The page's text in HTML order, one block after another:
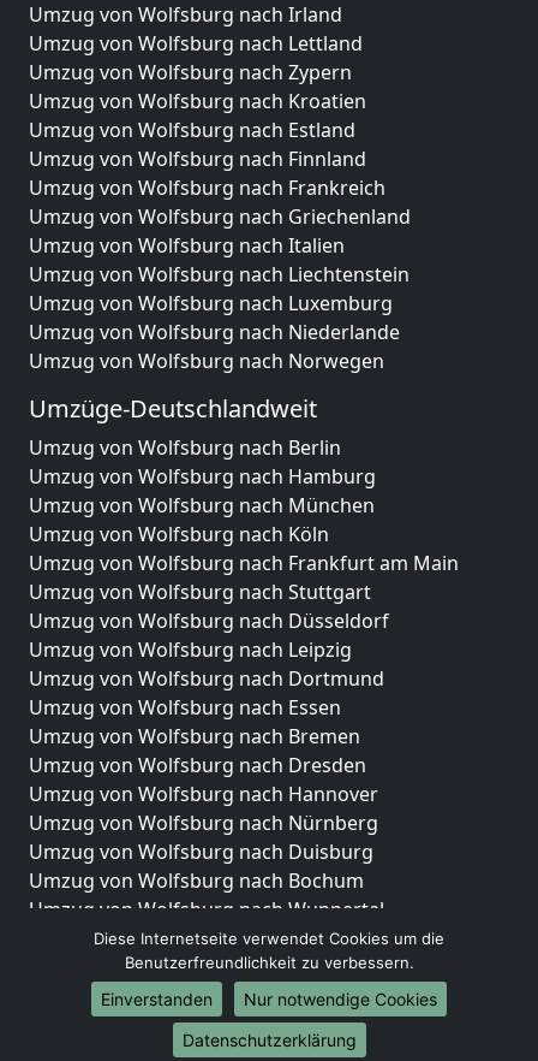
Umzug von Wolfsburg nach Irland
Umzug von Wolfsburg nach Lettland
Umzug von Wolfsburg nach Zypern
Umzug von Wolfsburg nach Kroatien
Umzug von Wolfsburg nach Estland
Umzug von Wolfsburg nach Finnland
Umzug von Wolfsburg nach Frankreich
Umzug von Wolfsburg nach Griechenland
Umzug von Wolfsburg nach Italien
Umzug von Wolfsburg nach Liechtenstein
Umzug von Wolfsburg nach Luxemburg
Umzug von Wolfsburg nach Niederlande
Umzug von Wolfsburg nach Norwegen
Umzüge-Deutschlandweit
Umzug von Wolfsburg nach Berlin
Umzug von Wolfsburg nach Hamburg
Umzug von Wolfsburg nach München
Umzug von Wolfsburg nach Köln
Umzug von Wolfsburg nach Frankfurt am Main
Umzug von Wolfsburg nach Stuttgart
Umzug von Wolfsburg nach Düsseldorf
Umzug von Wolfsburg nach Leipzig
Umzug von Wolfsburg nach Dortmund
Umzug von Wolfsburg nach Essen
Umzug von Wolfsburg nach Bremen
Umzug von Wolfsburg nach Dresden
Umzug von Wolfsburg nach Hannover
Umzug von Wolfsburg nach Nürnberg
Umzug von Wolfsburg nach Duisburg
Umzug von Wolfsburg nach Bochum
Umzug von Wolfsburg nach Wuppertal
Umzug von Wolfsburg nach Bielefeld
Umzug von Wolfsburg nach Bonn
Umzug von Wolfsburg nach Münster
Internationale-Umzüge
Diese Internetseite verwendet Cookies um die
Benutzerfreundlichkeit zu verbessern.
Einverstanden
Nur notwendige Cookies
Datenschutzerklärung